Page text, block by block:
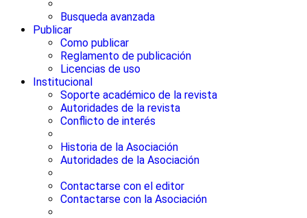
Busqueda avanzada
Publicar
Como publicar
Reglamento de publicación
Licencias de uso
Institucional
Soporte académico de la revista
Autoridades de la revista
Conflicto de interés
Historia de la Asociación
Autoridades de la Asociación
Contactarse con el editor
Contactarse con la Asociación